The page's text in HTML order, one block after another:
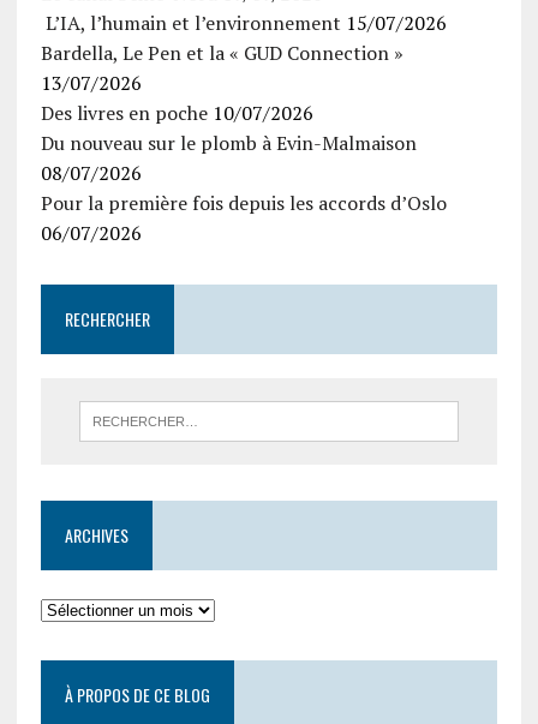
L’IA, l’humain et l’environnement 15/07/2026
Bardella, Le Pen et la « GUD Connection »
13/07/2026
Des livres en poche 10/07/2026
Du nouveau sur le plomb à Evin-Malmaison
08/07/2026
Pour la première fois depuis les accords d’Oslo
06/07/2026
RECHERCHER
ARCHIVES
À PROPOS DE CE BLOG